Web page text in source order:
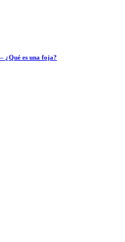
¿Qué es una foja?